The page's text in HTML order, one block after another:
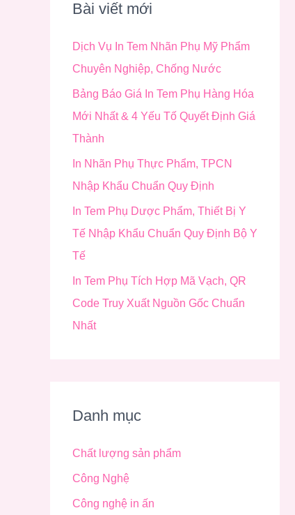
i
m
:
Bài viết mới
Dịch Vụ In Tem Nhãn Phụ Mỹ Phẩm
Chuyên Nghiệp, Chống Nước
Bảng Báo Giá In Tem Phụ Hàng Hóa
Mới Nhất & 4 Yếu Tố Quyết Định Giá
Thành
In Nhãn Phụ Thực Phẩm, TPCN
Nhập Khẩu Chuẩn Quy Định
In Tem Phụ Dược Phẩm, Thiết Bị Y
Tế Nhập Khẩu Chuẩn Quy Định Bộ Y
Tế
In Tem Phụ Tích Hợp Mã Vạch, QR
Code Truy Xuất Nguồn Gốc Chuẩn
Nhất
Danh mục
Chất lượng sản phẩm
Công Nghệ
Công nghệ in ấn